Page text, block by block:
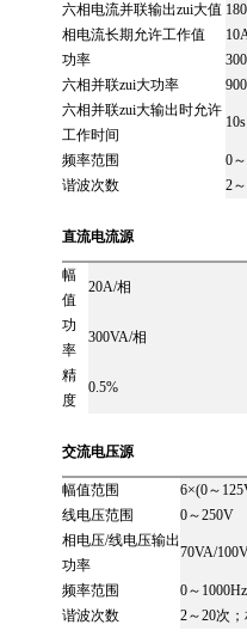
六相电流并联输出zui大值
相电流长期允许工作值
功率
六相并联zui大功率
六相并联zui大输出时允许
工作时间
10s
频率范围
0
谐波次数
2
直流电流源
幅
值
20A/相
功
率
300VA/相
精
度
0.5%
交流电压源
幅值范围
6×(0～
线电压范围
0～250V
相电压/线电压输出
功率
70VA/
频率范围
0～
谐波次数
2～20次